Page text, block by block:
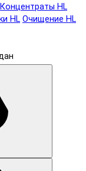
Концентраты HL
HL Очищение HL